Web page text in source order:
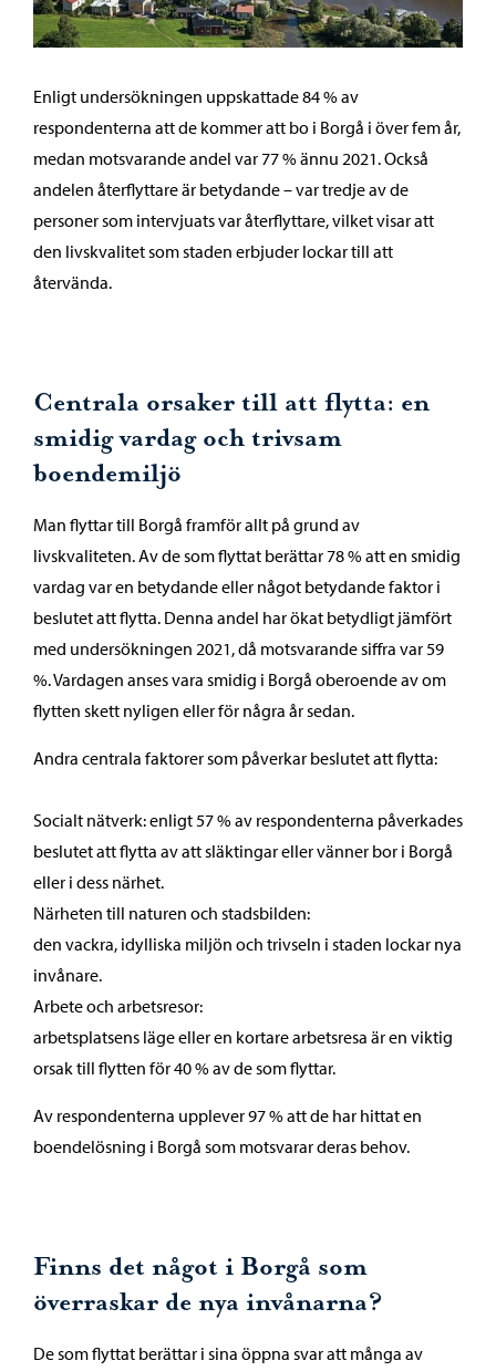
Enligt undersökningen uppskattade 84 % av
respondenterna att de kommer att bo i Borgå i över fem år,
medan motsvarande andel var 77 % ännu 2021. Också
andelen återflyttare är betydande – var tredje av de
personer som intervjuats var återflyttare, vilket visar att
den livskvalitet som staden erbjuder lockar till att
återvända.
Centrala orsaker till att flytta: en
smidig vardag och trivsam
boendemiljö
Man flyttar till Borgå framför allt på grund av
livskvaliteten. Av de som flyttat berättar 78 % att en smidig
vardag var en betydande eller något betydande faktor i
beslutet att flytta. Denna andel har ökat betydligt jämfört
med undersökningen 2021, då motsvarande siffra var 59
%. Vardagen anses vara smidig i Borgå oberoende av om
flytten skett nyligen eller för några år sedan.
Andra centrala faktorer som påverkar beslutet att flytta:
Socialt nätverk: enligt 57 % av respondenterna påverkades
beslutet att flytta av att släktingar eller vänner bor i Borgå
eller i dess närhet.
Närheten till naturen och stadsbilden:
den vackra, idylliska miljön och trivseln i staden lockar nya
invånare.
Arbete och arbetsresor:
arbetsplatsens läge eller en kortare arbetsresa är en viktig
orsak till flytten för 40 % av de som flyttar.
Av respondenterna upplever 97 % att de har hittat en
boendelösning i Borgå som motsvarar deras behov.
Finns det något i Borgå som
överraskar de nya invånarna?
De som flyttat berättar i sina öppna svar att många av